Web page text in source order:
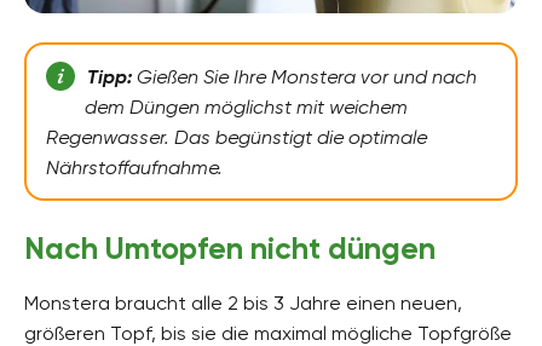
Tipp: Gießen Sie Ihre Monstera vor und nach
dem Düngen möglichst mit weichem
Regenwasser. Das begünstigt die optimale
Nährstoffaufnahme.
Nach Umtopfen nicht düngen
Monstera braucht alle 2 bis 3 Jahre einen neuen,
größeren Topf, bis sie die maximal mögliche Topfgröße